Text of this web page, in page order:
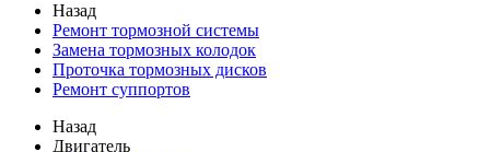
Назад
Ремонт тормозной системы
Замена тормозных колодок
Проточка тормозных дисков
Ремонт суппортов
Назад
Двигатель